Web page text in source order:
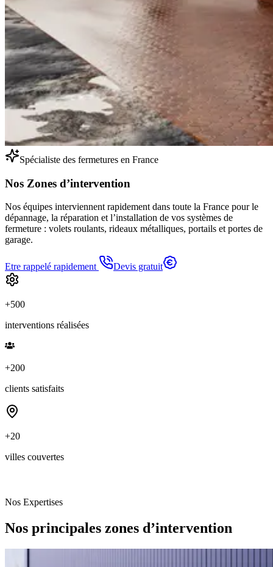
Spécialiste des fermetures en France
Nos Zones d’intervention
Nos équipes interviennent rapidement dans toute la France pour le
dépannage, la réparation et l’installation de vos systèmes de
fermeture : volets roulants, rideaux métalliques, portails et portes de
garage.
Etre rappelé rapidement Devis gratuit
+500
interventions réalisées
+200
clients satisfaits
+20
villes couvertes
Nos Expertises
Nos principales zones d’intervention